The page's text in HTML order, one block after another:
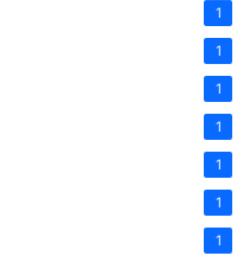
1
1
1
1
1
1
1